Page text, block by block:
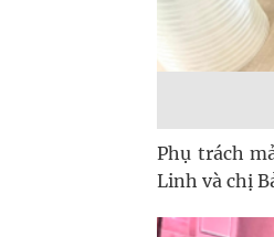
Phụ trách
Linh và chị